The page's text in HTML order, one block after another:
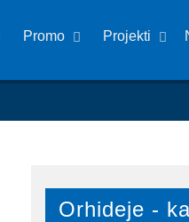
Promo Projekti
Orhideje -